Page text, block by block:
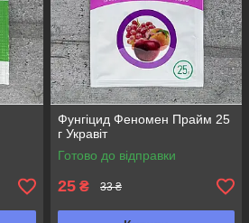
Фунгіцид Феномен Прайм 25
г Укравіт
Готово до відправки
25 ₴ 33 ₴